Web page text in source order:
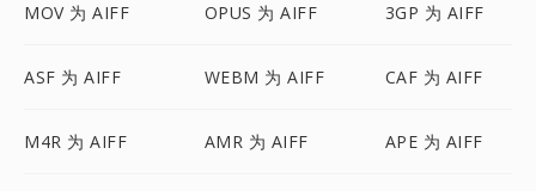
MOV 为 AIFF OPUS 为 AIFF 3GP 为 AIFF
ASF 为 AIFF WEBM 为 AIFF CAF 为 AIFF
M4R 为 AIFF AMR 为 AIFF APE 为 AIFF